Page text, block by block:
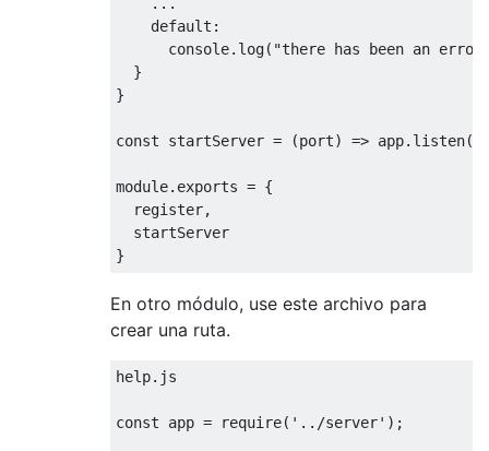
    default:
console.log( "there has been an
  }
}
const startServer = (port) =>
module.exports = {
  register,
  startServer
En otro módulo, use este archivo para
crear una ruta.
help.js
const app = require( '../server' );